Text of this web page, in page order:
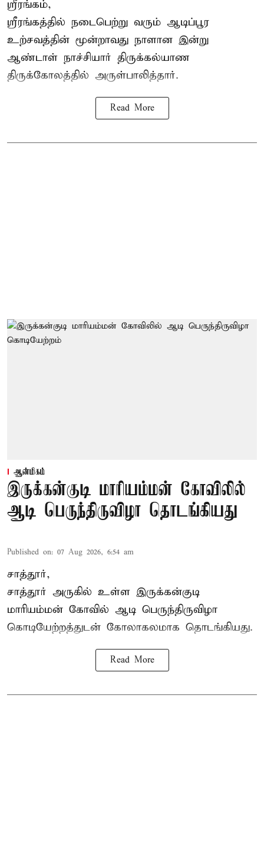
ஸ்ரீரங்கம்,
ஸ்ரீரங்கத்தில் நடைபெற்று வரும் ஆடிப்பூர
உற்சவத்தின் மூன்றாவது நாளான இன்று
ஆண்டாள் நாச்சியார் திருக்கல்யாண
திருக்கோலத்தில் அருள்பாலித்தார்.
Read More
ஆன்மிகம்
இருக்கன்குடி மாரியம்மன் கோவிலில்
ஆடி பெருந்திருவிழா தொடங்கியது
Published on: 07 Aug 2026, 6:54 am
சாத்தூர்,
சாத்தூர் அருகில் உள்ள இருக்கன்குடி
மாரியம்மன் கோவில் ஆடி பெருந்திருவிழா
கொடியேற்றத்துடன் கோலாகலமாக தொடங்கியது.
Read More